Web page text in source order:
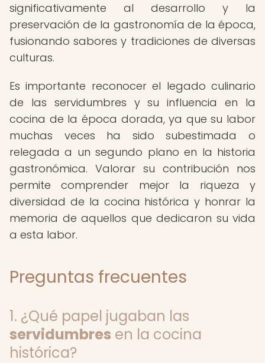
significativamente al desarrollo y la
preservación de la gastronomía de la época,
fusionando sabores y tradiciones de diversas
culturas.
Es importante reconocer el legado culinario
de las servidumbres y su influencia en la
cocina de la época dorada, ya que su labor
muchas veces ha sido subestimada o
relegada a un segundo plano en la historia
gastronómica. Valorar su contribución nos
permite comprender mejor la riqueza y
diversidad de la cocina histórica y honrar la
memoria de aquellos que dedicaron su vida
a esta labor.
Preguntas frecuentes
1. ¿Qué papel jugaban las
servidumbres en la cocina
histórica?